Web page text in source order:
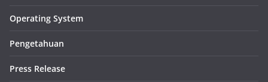
Operating System
Pengetahuan
Press Release